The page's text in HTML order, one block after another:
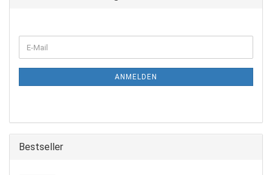
ZUR
E-
Mail
ANMELDEN
Bestseller